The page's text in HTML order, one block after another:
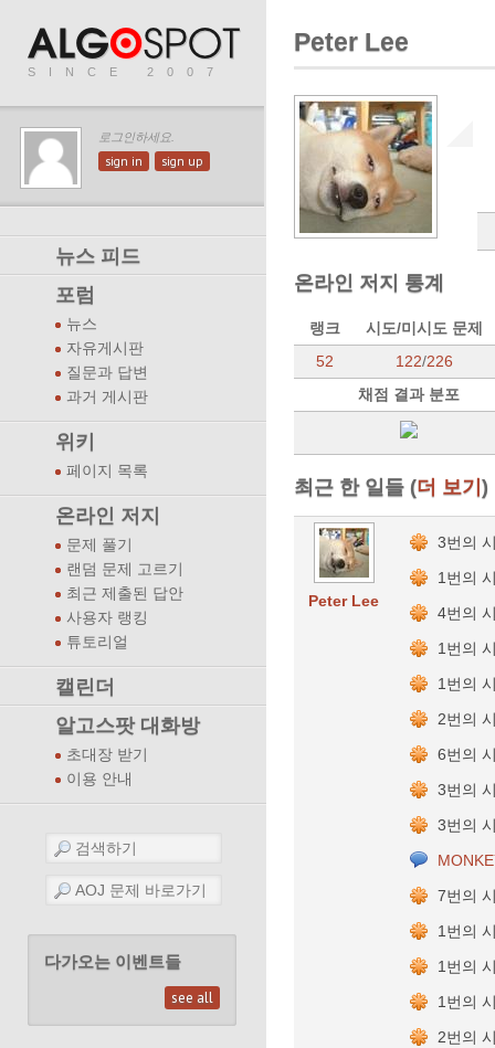
SINCE 2007
로그인하세요.
sign in sign up
뉴스 피드
포럼
뉴스
자유게시판
질문과 답변
과거 게시판
위키
페이지 목록
온라인 저지
문제 풀기
랜덤 문제 고르기
최근 제출된 답안
사용자 랭킹
튜토리얼
캘린더
알고스팟 대화방
초대장 받기
이용 안내
다가오는 이벤트들
see all
Peter Lee
온라인 저지 통계
랭크
시도/미시도 문제
52
122/226
채점 결과 분포
최근 한 일들 (더 보기)
Peter Lee
3번의
1번의
4번의
1번의
1번의
2번의
6번의
3번의
3번의
7번의
1번의
1번의
1번의
2번의